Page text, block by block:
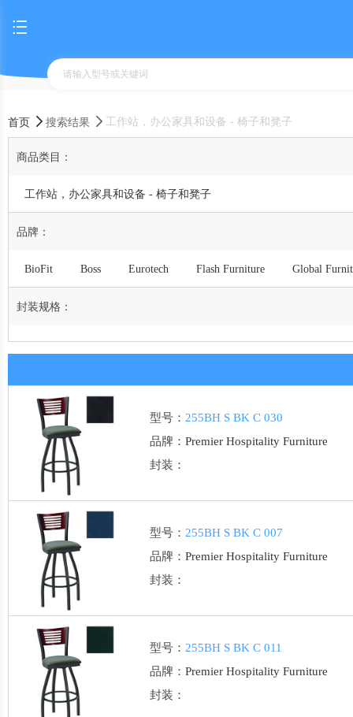
首页 搜索结果 工作站，办公家具和设备 - 椅子和凳子
商品类目：
工作站，办公家具和设备 - 椅子和凳子
品牌：
BioFit Boss Eurotech Flash Furniture
Global
IndustrialSupplies.com
Interion By Global Industrial
KFI
Premier Hospitality Furniture
封装规格：
型号： 255BH S BK C 030
品牌： Premier Hospitality Furniture
封装：
型号： 255BH S BK C 007
品牌： Premier Hospitality Furniture
封装：
型号： 255BH S BK C 011
品牌： Premier Hospitality Furniture
封装：